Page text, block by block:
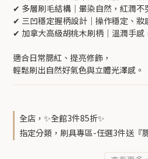
✔ 多層刷毛結構｜暈染自然，紅潤不
✔ 三凹穩定握柄設計｜操作穩定、妝
✔ 加拿大高級胡桃木刷柄｜溫潤手感
適合日常腮紅、提亮修飾，
輕鬆刷出自然好氣色與立體光澤感。
全店，✨全館3件85折✨
指定分類，刷具專區-任選3件送『